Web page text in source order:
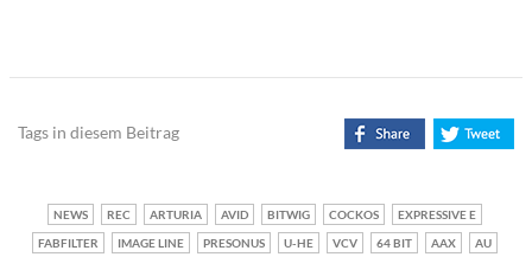
Tags in diesem Beitrag
NEWS REC ARTURIA AVID BITWIG COCKOS
EXPRESSIVE E
FABFILTER
IMAGE LINE PRESONUS U-HE VCV 64 BIT AAX
AU